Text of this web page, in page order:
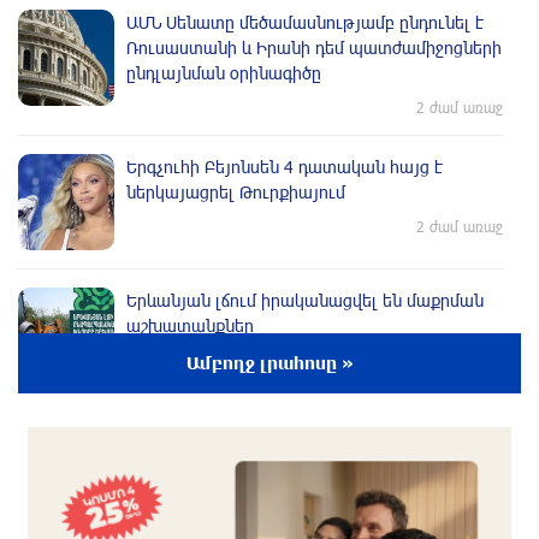
ԱՄՆ Սենատը մեծամասնությամբ ընդունել է
Ռուսաստանի և Իրանի դեմ պատժամիջոցների
ընդլայնման օրինագիծը
2 ժամ առաջ
Երգչուհի Բեյոնսեն ​​4 դատական հայց է
ներկայացրել Թուրքիայում
2 ժամ առաջ
Երևանյան լճում իրականացվել են մաքրման
աշխատանքներ
մեկ ժամ առաջ
Ամբողջ լրահոսը »